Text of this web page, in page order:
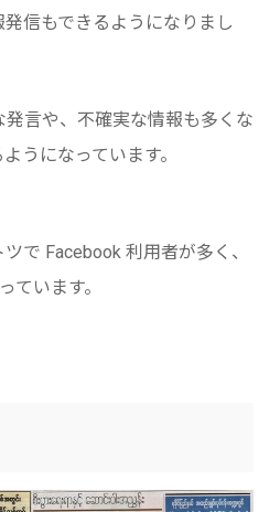
信もできるようになりまし
言や、不確実な情報も多くな
うになっています。
で Facebook 利用者が多く、
ています。